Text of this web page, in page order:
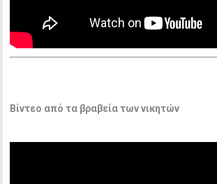
Βίντεο από τα βραβεία των νικητών